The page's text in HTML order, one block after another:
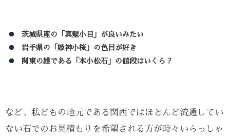
茨城県産の「真壁小目」が良いみたい
岩手県の「姫神小桜」の色目が好き
関東の雄である「本小松石」の値段はいくら？
など、私どもの地元である関西ではほとんど流通してい
ない石でのお見積もりを希望される方が時々いらっしゃ